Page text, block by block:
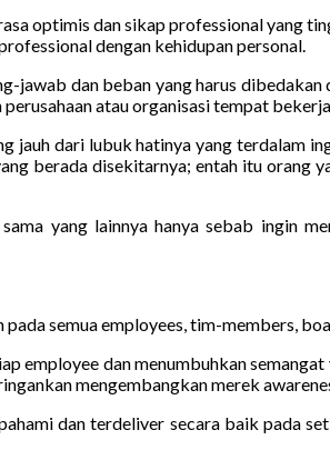
optimis dan sikap professional yang
dengan kehidupan personal.
jawab dan beban yang harus
atau organisasi tempat
jauh dari lubuk hatinya yang
berada disekitarnya; entah itu
yang lainnya hanya sebab ingin
pada semua employees, tim-members,
employee dan menumbuhkan
mengembangkan merek
dan terdeliver secara baik pada